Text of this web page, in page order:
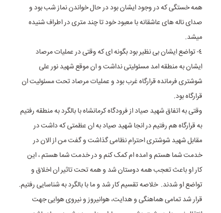
همه خستگی که در وجود ایشان بود در حال خواندن نماز شب بود و
صدای ناله های عاشقانه با معبود خود تا چند متری در اطراف شنیده
میشد.
٤- تواضع ایشان بی نظیر بود بگونه ای که وقتی در عملیات مرصاد
ایشان به منطقه امد مسئولیتی نداشت و ان موقع شهید نور علی
شوشتری فرمانده قرارگاه غرب بود و عملیات مرصاد تحت مسئولیت ان
قرارگاه بود.
وقتی به اتفاق شهید صیاد از فرودگاه کرمانشاه با بالگرد به منطقه رفتیم
به قرارگاه هم رفتیم در انجا شهید صیاد به ان عظمتی که داشت در
مقابل شهید شوشتری احترام نظامی گذاشت و گفت من از الان در
خدمت شما هستم و امده ام کمک کنم و در خدمت شما هستم ، این
کار او باعث تعجب همه دوستان شد و همه تحت تاثیر ان اخلاق و
تواضع او شدند. خلاصه تقسیم کار شد و ما با بالگرد به شناسایی رفتیم.
قرار شد تمامی هماهنگی و هدایت، هوانیروز و نیروی هوایی جهت